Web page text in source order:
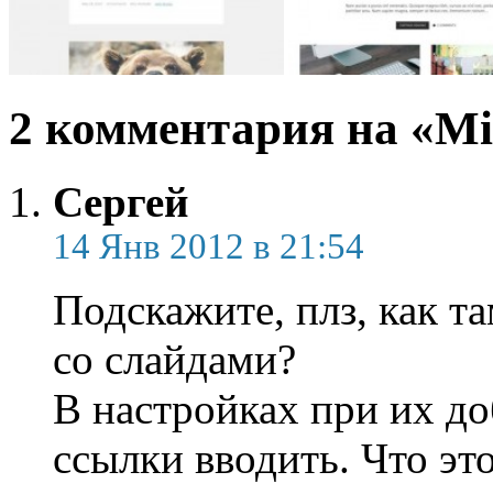
2 комментария на
Сергей
14 Янв 2012 в 21:54
Подскажите, плз, как
co слайдами?
В настройках при их
ссылки вводить. Что